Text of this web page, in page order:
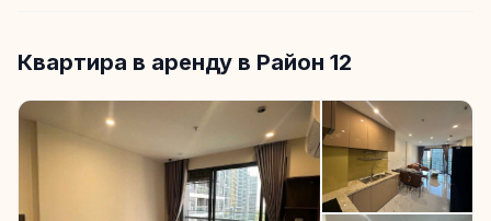
Квартира в аренду в Район 12